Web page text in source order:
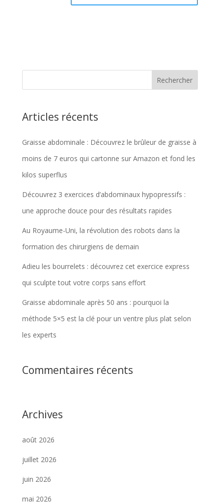
Articles récents
Graisse abdominale : Découvrez le brûleur de graisse à
moins de 7 euros qui cartonne sur Amazon et fond les
kilos superflus
Découvrez 3 exercices d’abdominaux hypopressifs :
une approche douce pour des résultats rapides
Au Royaume-Uni, la révolution des robots dans la
formation des chirurgiens de demain
Adieu les bourrelets : découvrez cet exercice express
qui sculpte tout votre corps sans effort
Graisse abdominale après 50 ans : pourquoi la
méthode 5×5 est la clé pour un ventre plus plat selon
les experts
Commentaires récents
Archives
août 2026
juillet 2026
juin 2026
mai 2026